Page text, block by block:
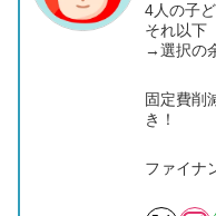
4人の子
それ以下
→選択の
固定費削
き！
ファイナ